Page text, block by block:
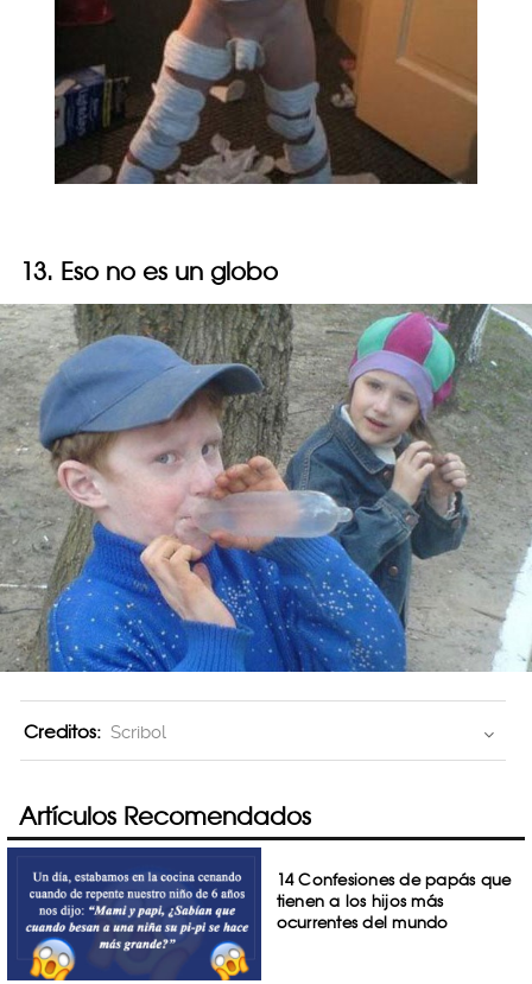
13. Eso no es un globo
Creditos: Scribol
Artículos Recomendados
14 Confesiones de papás que
tienen a los hijos más
ocurrentes del mundo